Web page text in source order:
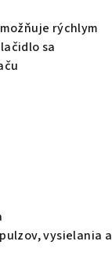
rýchlym
sa
vysielania a